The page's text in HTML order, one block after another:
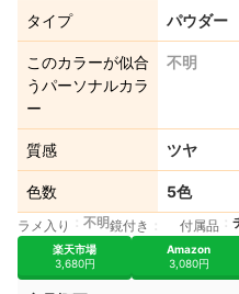
タイプ パウダー
このカラーが似合
うパーソナルカラ
ー
不明
質感 ツヤ
色数 5色
ラメ入り 不明鏡付き 付属品
楽天市場
3,680円
Amazon
3,080円